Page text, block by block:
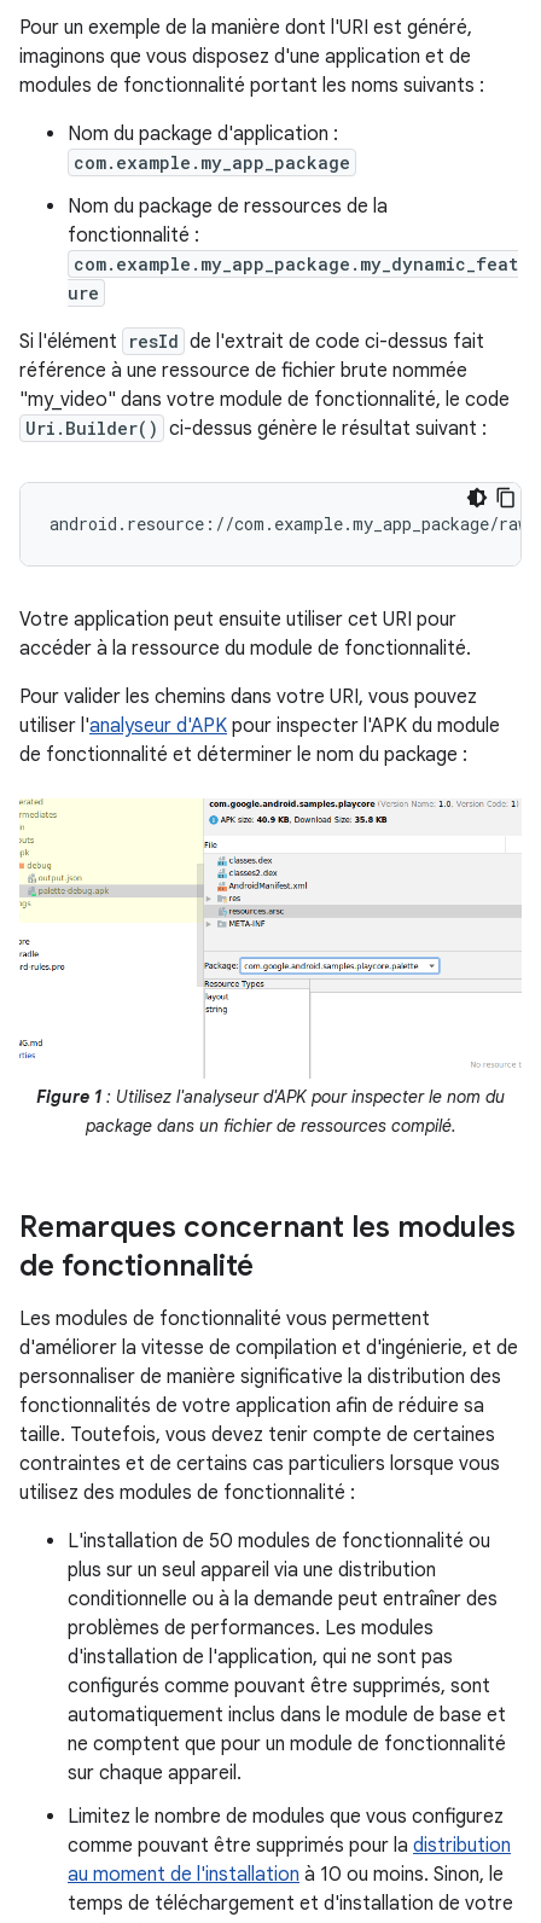
Pour un exemple de la manière dont l'URI est généré,
imaginons que vous disposez d'une application et de
modules de fonctionnalité portant les noms suivants :
Nom du package d'application :
com.example.my_app_package
Nom du package de ressources de la
fonctionnalité :
com.example.my_app_package.my_dynamic_feat
ure
Si l'élément resId de l'extrait de code ci-dessus fait
référence à une ressource de fichier brute nommée
"my_video" dans votre module de fonctionnalité, le code
Uri.Builder() ci-dessus génère le résultat suivant :
Votre application peut ensuite utiliser cet URI pour
accéder à la ressource du module de fonctionnalité.
Pour valider les chemins dans votre URI, vous pouvez
utiliser l'analyseur d'APK pour inspecter l'APK du module
de fonctionnalité et déterminer le nom du package :
Figure 1 : Utilisez l'analyseur d'APK pour inspecter le nom du
package dans un fichier de ressources compilé.
Remarques concernant les modules
de fonctionnalité
Les modules de fonctionnalité vous permettent
d'améliorer la vitesse de compilation et d'ingénierie, et de
personnaliser de manière significative la distribution des
fonctionnalités de votre application afin de réduire sa
taille. Toutefois, vous devez tenir compte de certaines
contraintes et de certains cas particuliers lorsque vous
utilisez des modules de fonctionnalité :
L'installation de 50 modules de fonctionnalité ou
plus sur un seul appareil via une distribution
conditionnelle ou à la demande peut entraîner des
problèmes de performances. Les modules
d'installation de l'application, qui ne sont pas
configurés comme pouvant être supprimés, sont
automatiquement inclus dans le module de base et
ne comptent que pour un module de fonctionnalité
sur chaque appareil.
Limitez le nombre de modules que vous configurez
comme pouvant être supprimés pour la distribution
au moment de l'installation à 10 ou moins. Sinon, le
temps de téléchargement et d'installation de votre